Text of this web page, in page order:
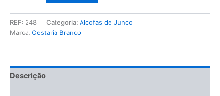
de
Junco
REF: 248 Categoria: Alcofas de Junco
Marca: Cestaria Branco
Descrição